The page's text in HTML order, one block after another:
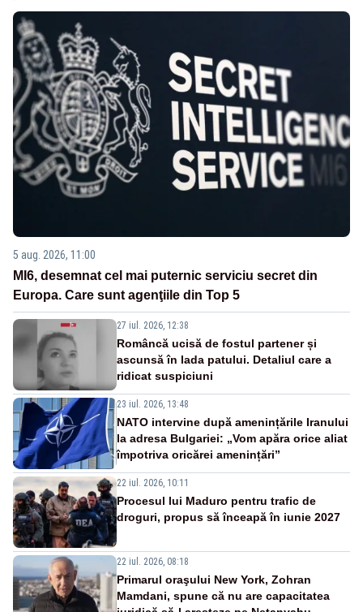
5 aug. 2026, 11:00
MI6, desemnat cel mai puternic serviciu secret din
Europa. Care sunt agenţiile din Top 5
27 iul. 2026, 12:38
Româncă ucisă de fostul partener și
ascunsă în lada patului. Detaliul care a
ridicat suspiciuni
23 iul. 2026, 13:48
NATO intervine după amenințările Iranului
la adresa Bulgariei: „Vom apăra orice aliat
împotriva oricărei amenințări”
22 iul. 2026, 10:11
Procesul lui Maduro pentru trafic de
droguri, propus să înceapă în iunie 2027
22 iul. 2026, 08:18
Primarul oraşului New York, Zohran
Mamdani, spune că nu are capacitatea